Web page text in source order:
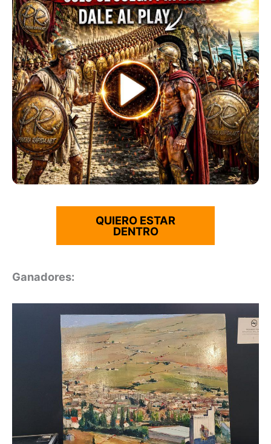
QUIERO ESTAR
DENTRO
Ganadores: